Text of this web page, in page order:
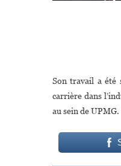
Son travail a été
carrière dans
au sein de UPMG.